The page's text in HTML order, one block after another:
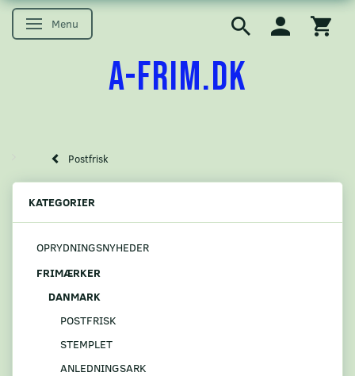
Skifte navigation
Menu
A-FRIM.DK
Postfrisk
KATEGORIER
OPRYDNINGSNYHEDER
FRIMÆRKER
DANMARK
POSTFRISK
STEMPLET
ANLEDNINGSARK